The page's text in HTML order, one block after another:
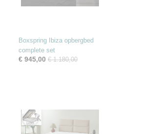
Boxspring Ibiza opbergbed
complete set
€ 945,00 € 1.180,00